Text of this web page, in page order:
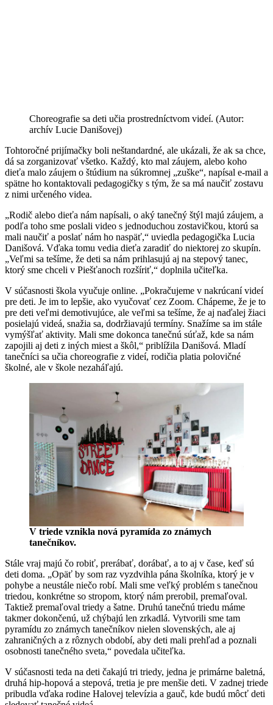
Choreografie sa deti učia prostredníctvom videí. (Autor:
archív Lucie Danišovej)
Tohtoročné prijímačky boli neštandardné, ale ukázali, že ak sa chce,
dá sa zorganizovať všetko. Každý, kto mal záujem, alebo koho
dieťa malo záujem o štúdium na súkromnej „zuške“, napísal e-mail a
spätne ho kontaktovali pedagogičky s tým, že sa má naučiť zostavu
z nimi určeného videa.
„Rodič alebo dieťa nám napísali, o aký tanečný štýl majú záujem, a
podľa toho sme poslali video s jednoduchou zostavičkou, ktorú sa
mali naučiť a poslať nám ho naspäť,“ uviedla pedagogička Lucia
Danišová. Vďaka tomu vedia dieťa zaradiť do niektorej zo skupín.
„Veľmi sa tešíme, že deti sa nám prihlasujú aj na stepový tanec,
ktorý sme chceli v Piešťanoch rozšíriť,“ doplnila učiteľka.
V súčasnosti škola vyučuje online. „Pokračujeme v nakrúcaní videí
pre deti. Je im to lepšie, ako vyučovať cez Zoom. Chápeme, že je to
pre deti veľmi demotivujúce, ale veľmi sa tešíme, že aj naďalej žiaci
posielajú videá, snažia sa, dodržiavajú termíny. Snažíme sa im stále
vymýšľať aktivity. Mali sme dokonca tanečnú súťaž, kde sa nám
zapojili aj deti z iných miest a škôl,“ priblížila Danišová. Mladí
tanečníci sa učia choreografie z videí, rodičia platia polovičné
školné, ale v škole nezaháľajú.
V triede vznikla nová pyramída zo známych
tanečníkov.
Stále vraj majú čo robiť, prerábať, dorábať, a to aj v čase, keď sú
deti doma. „Opäť by som raz vyzdvihla pána školníka, ktorý je v
pohybe a neustále niečo robí. Mali sme veľký problém s tanečnou
triedou, konkrétne so stropom, ktorý nám prerobil, premaľoval.
Taktiež premaľoval triedy a šatne. Druhú tanečnú triedu máme
takmer dokončenú, už chýbajú len zrkadlá. Vytvorili sme tam
pyramídu zo známych tanečníkov nielen slovenských, ale aj
zahraničných a z rôznych období, aby deti mali prehľad a poznali
osobnosti tanečného sveta,“ povedala učiteľka.
V súčasnosti teda na deti čakajú tri triedy, jedna je primárne baletná,
druhá hip-hopová a stepová, tretia je pre menšie deti. V zadnej triede
pribudla vďaka rodine Halovej televízia a gauč, kde budú môcť deti